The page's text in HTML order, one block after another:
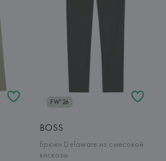
FW'26
BOSS
Брюки Delaware из смесовой
вискозы